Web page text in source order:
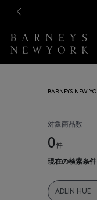
BARNEYS NEW
対象商品数
0件
現在の検索条件
ADLIN HUE